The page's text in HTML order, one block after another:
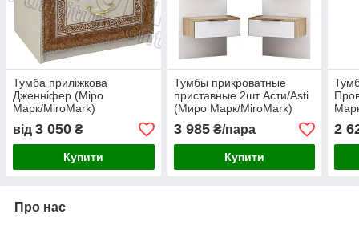
Тумба приліжкова
Дженніфер (Міро
Марк/MiroMark)
від 3 050 ₴
Купити
Тумбы прикроватные
приставные 2шт Асти/Asti
(Миро Марк/MiroMark)
3 985₴/пара
Купити
2
Про нас